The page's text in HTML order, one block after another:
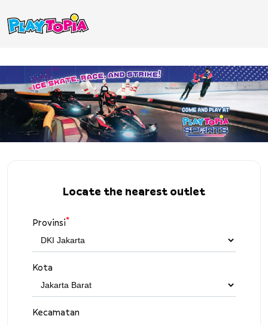
Locate the nearest outlet
Provinsi*
Kota
Kecamatan